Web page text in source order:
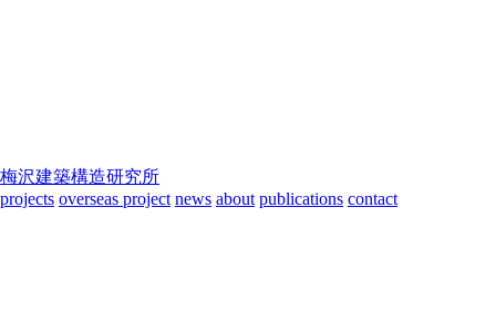
梅沢建築構造研究所
projects overseas project news about publications contact